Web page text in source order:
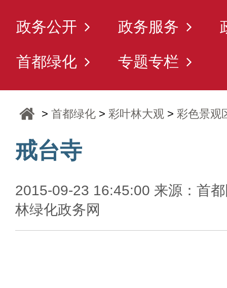
政务公开 政务服务
首都绿化 专题专栏
>首都绿化 >彩叶林大观 >彩色景观
戒台寺
2015-09-23 16:45:00 来源：首
林绿化政务网